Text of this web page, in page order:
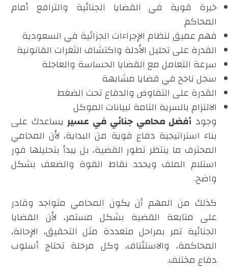
خبرة قوية في القضايا الجنائية والترافع أمام
المحاكم
فهم عميق لنظام الإجراءات الجزائية في السعودية
القدرة على تحليل الأدلة واكتشاف الثغرات القانونية
سرعة التعامل مع القضايا الحساسة والعاجلة
سجل ناجح في قضايا مشابهة
القدرة على التفاوض والدفاع تحت الضغط
الالتزام بالسرية التامة لبيانات الموكل
وجود أفضل محامي جنائي في عسيريساعدك على
بناء استراتيجية دفاع قوية من البداية، لأن المحامي
المحترف ما ينتظر تطور القضية، بل يبدأ بتحليلها فور
استلام الملف ويحدد نقاط القوة والضعف بشكل
واضح.
كذلك من المهم أن يكون المحامي متواجد وقادر
على متابعة القضية بشكل مستمر، لأن القضايا
الجنائية تمر بمراحل متعددة مثل التحقيق، الإحالة،
المحاكمة، والاستئناف، وكل مرحلة تحتاج أسلوب
دفاع مختلف.